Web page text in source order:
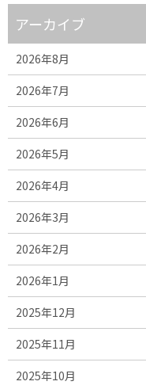
アーカイブ
2026年8月
2026年7月
2026年6月
2026年5月
2026年4月
2026年3月
2026年2月
2026年1月
2025年12月
2025年11月
2025年10月